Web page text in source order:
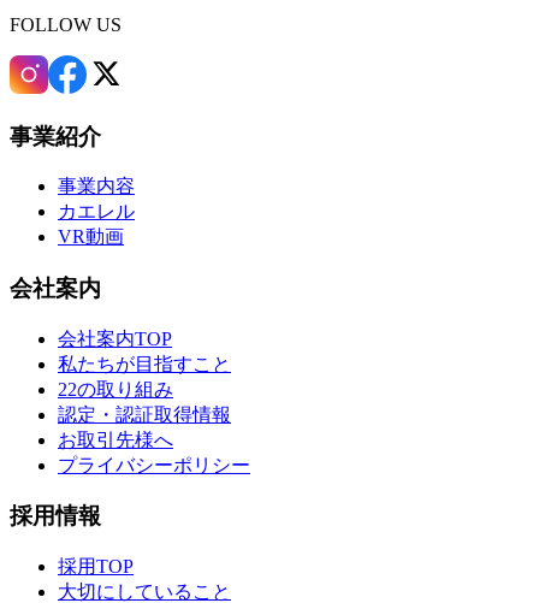
FOLLOW US
事業紹介
事業内容
カエレル
VR動画
会社案内
会社案内TOP
私たちが目指すこと
22の取り組み
認定・認証取得情報
お取引先様へ
プライバシーポリシー
採用情報
採用TOP
大切にしていること